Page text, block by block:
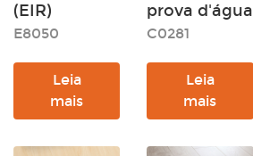
(EIR)
E8050
Leia
mais
prova d'água
C0281
Leia
mais